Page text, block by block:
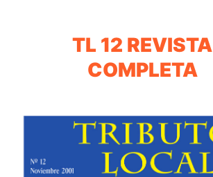
TL 12 REVISTA
COMPLETA